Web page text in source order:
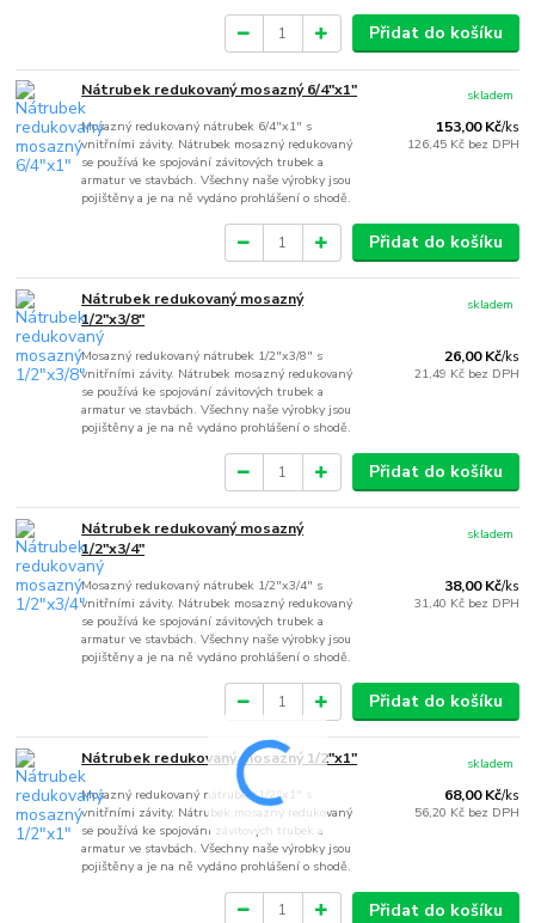
Přidat do košíku
Nátrubek redukovaný mosazný 6/4"x1"
Mosazný redukovaný nátrubek 6/4"x1" s
vnitřními závity. Nátrubek mosazný redukovaný
se používá ke spojování závitových trubek a
armatur ve stavbách. Všechny naše výrobky jsou
pojištěny a je na ně vydáno prohlášení o shodě.
153,00 Kč/ks
126,45 Kč bez DPH
skladem
Přidat do košíku
Nátrubek redukovaný mosazný
1/2"x3/8"
Mosazný redukovaný nátrubek 1/2"x3/8" s
vnitřními závity. Nátrubek mosazný redukovaný
se používá ke spojování závitových trubek a
armatur ve stavbách. Všechny naše výrobky jsou
pojištěny a je na ně vydáno prohlášení o shodě.
26,00 Kč/ks
21,49 Kč bez DPH
skladem
Přidat do košíku
Nátrubek redukovaný mosazný
1/2"x3/4"
Mosazný redukovaný nátrubek 1/2"x3/4" s
vnitřními závity. Nátrubek mosazný redukovaný
se používá ke spojování závitových trubek a
armatur ve stavbách. Všechny naše výrobky jsou
pojištěny a je na ně vydáno prohlášení o shodě.
38,00 Kč/ks
31,40 Kč bez DPH
skladem
Přidat do košíku
Nátrubek redukovaný mosazný 1/2"x1"
Mosazný redukovaný nátrubek 1/2"x1" s
vnitřními závity. Nátrubek mosazný redukovaný
se používá ke spojování závitových trubek a
armatur ve stavbách. Všechny naše výrobky jsou
pojištěny a je na ně vydáno prohlášení o shodě.
68,00 Kč/ks
56,20 Kč bez DPH
skladem
Přidat do košíku